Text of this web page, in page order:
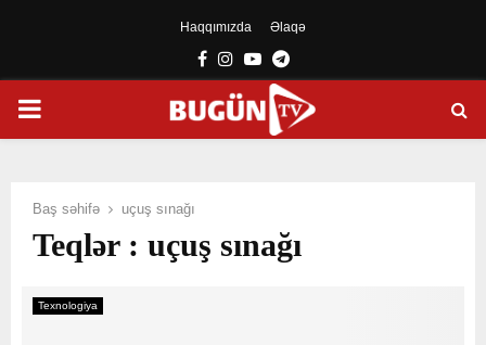
Haqqımızda Əlaqə
Facebook
Instagram
YoutubeTelegram
PRIMARY
Baş səhifə uçuş sınağı
Teqlər : uçuş sınağı
Texnologiya